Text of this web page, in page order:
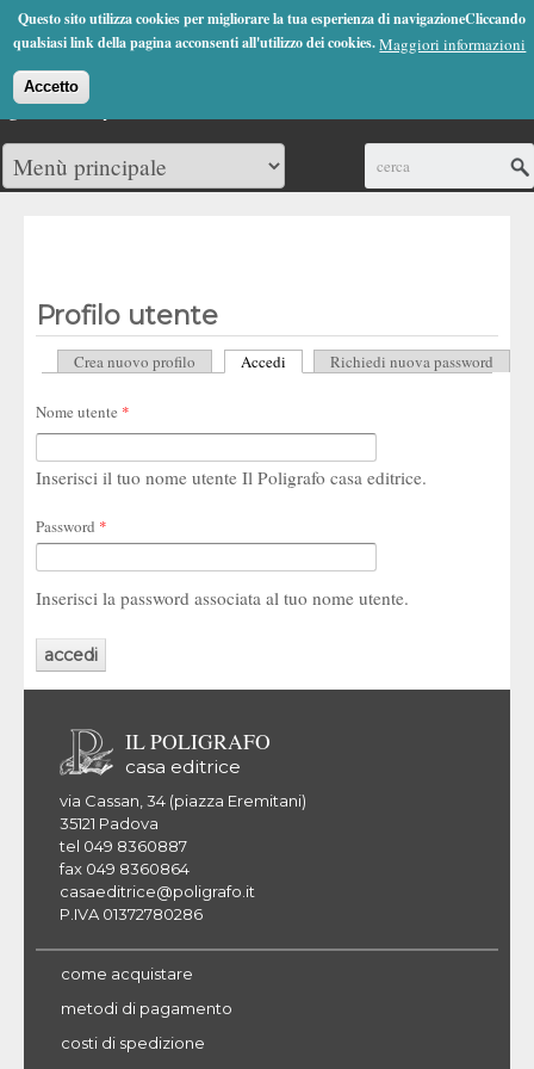
Questo sito utilizza cookies per migliorare la tua esperienza di navigazioneCliccando
qualsiasi link della pagina acconsenti all'utilizzo dei cookies.Maggiori informazioni
Accetto
Jump to Navigation
(0)
Profilo utente
Schede primarie
Crea nuovo profilo Accedi (scheda attiva)
Richiedi nuova password
Nome utente *
Inserisci il tuo nome utente Il Poligrafo casa editrice.
Password *
Inserisci la password associata al tuo nome utente.
IL POLIGRAFO
casa editrice
via Cassan, 34 (piazza Eremitani)
35121 Padova
tel 049 8360887
fax 049 8360864
casaeditrice@poligrafo.it
P.IVA 01372780286
come acquistare
metodi di pagamento
costi di spedizione